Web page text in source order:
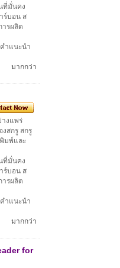
ที่มั่นคง
ร์บอน ส
ารผลิต
ำแนะนำ
มากกว่า
างแพร่
สกรู สกรู
มพ์และ
ที่มั่นคง
ร์บอน ส
ารผลิต
ำแนะนำ
มากกว่า
for